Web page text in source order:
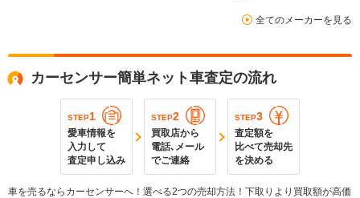
全てのメーカーを見る
カーセンサー簡単ネット車査定の流れ
STEP1
愛車情報を
入力して
査定申し込み
STEP2
買取店から
電話､メール
でご連絡
STEP3
査定額を
比べて売却先
を決める
車を売るならカーセンサーへ！選べる2つの売却方法！下取りより買取額が高価